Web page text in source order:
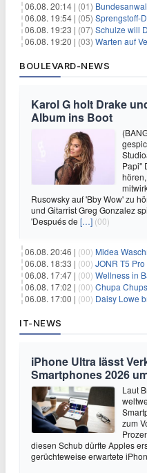
06.08. 20:14 | (01)
06.08. 19:54 | (05) Sprengstoff-
06.08. 19:23 | (07) Schulze will
06.08. 19:20 | (03) Warten auf
BOULEVARD-NEWS
Karol G holt Drake
Album ins Boot
Papi"
Rusowsky auf 'Bby Wow' zu
und Gitarrist Greg Gonzalez
'Después de […] (00)
06.08. 20:46 | (00) Midea
06.08. 18:33 | (00) JONR T5
06.08. 17:47 | (00) Wellness in Bayern: 2
06.08. 17:02 | (00) Chupa Chups
06.08. 17:00 | (00) Daisy Lowe
IT-NEWS
iPhone Ultra lässt
Smartphones 2026
Laut
zum
diesen Schub dürfte Apples
gerüchteweise erwartete